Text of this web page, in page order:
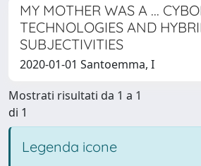
MY MOTHER WAS A ...
TECHNOLOGIES AND
SUBJECTIVITIES
2020-01-01 Santoemma, I
Mostrati risultati da 1 a 1
di 1
Legenda icone